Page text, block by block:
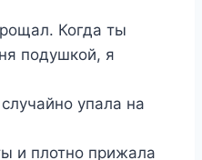
Когда ты
подушкой, я
упала на
и плотно прижала